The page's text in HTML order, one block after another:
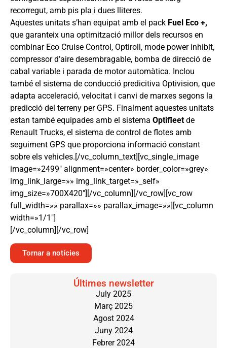
recorregut, amb pis pla i dues lliteres.
Aquestes unitats s’han equipat amb el pack Fuel Eco +,
que garanteix una optimització millor dels recursos en
combinar Eco Cruise Control, Optiroll, mode power inhibit,
compressor d’aire desembragable, bomba de direcció de
cabal variable i parada de motor automàtica. Inclou
també el sistema de conducció predicitiva Optivision, que
adapta acceleració, velocitat i canvi de marxes segons la
predicció del terreny per GPS. Finalment aquestes unitats
estan també equipades amb el sistema Optifleet de
Renault Trucks, el sistema de control de flotes amb
seguiment GPS que proporciona informació constant
sobre els vehicles.[/vc_column_text][vc_single_image
image=»2499″ alignment=»center» border_color=»grey»
img_link_large=»» img_link_target=»_self»
img_size=»700X420″][/vc_column][/vc_row][vc_row
full_width=»» parallax=»» parallax_image=»»][vc_column
width=»1/1″]
[/vc_column][/vc_row]
Tornar a notícies
Últimes newsletter
July 2025
Març 2025
Agost 2024
Juny 2024
Febrer 2024